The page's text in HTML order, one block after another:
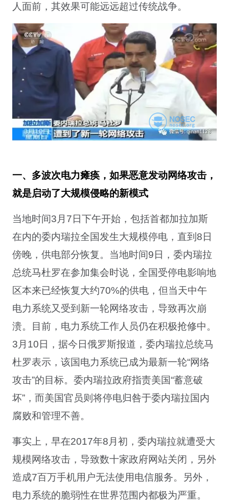
人面前，其效果可能远远超过传统战争。
一、多波次电力瘫痪，如果恶意发动网络攻击，
就是启动了大规模侵略的新模式
当地时间3月7日下午开始，包括首都加拉加斯
在内的委内瑞拉全国发生大规模停电，直到8日
傍晚，供电部分恢复。当地时间9日，委内瑞拉
总统马杜罗在参加集会时说，全国受停电影响地
区本来已经恢复大约70%的供电，但当天中午
电力系统又受到新一轮网络攻击，导致再次崩
溃。目前，电力系统工作人员仍在积极抢修中。
3月10日，据今日俄罗斯报道，委内瑞拉总统马
杜罗表示，该国电力系统已成为最新一轮“网络
攻击”的目标。委内瑞拉政府指责美国“蓄意破
坏”，而美国官员则将停电归咎于委内瑞拉国内
腐败和管理不善。
事实上，早在2017年8月初，委内瑞拉就遭受大
规模网络攻击，导致数十家政府网站关闭，另外
造成7百万手机用户无法使用电信服务。另外，
电力系统的脆弱性在世界范围内都极为严重。